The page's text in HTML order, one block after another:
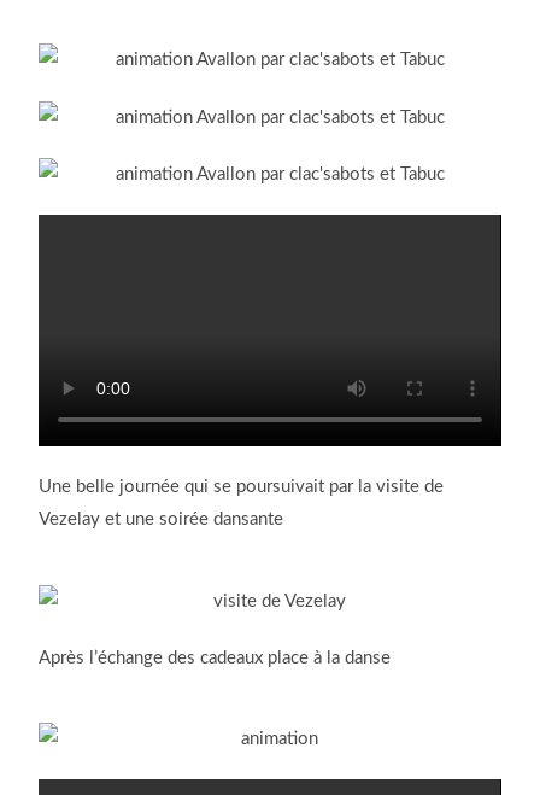
Une belle journée qui se poursuivait par la visite de
Vezelay et une soirée dansante
Après l’échange des cadeaux place à la danse